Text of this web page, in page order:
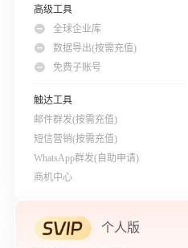
高级工具
全球企业库
数据导出(按需充值)
免费子账号
触达工具
邮件群发(按需充值)
短信营销(按需充值)
WhatsApp群发(自助申请)
商机中心
个人版